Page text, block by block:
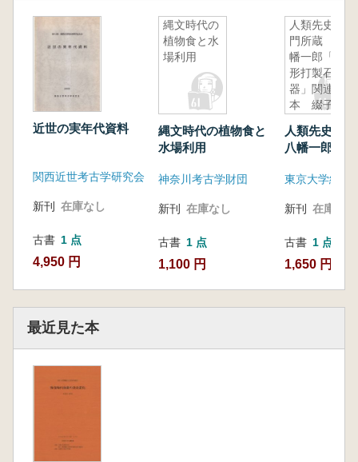
近世の実年代資料
関西近世考古学研究会
新刊 在庫なし
古書 1 点
4,950 円
縄文時代の
植物食と水
場利用
縄文時代の植物食と
水場利用
神奈川考古学財団
新刊 在庫なし
古書 1 点
1,100 円
人類先史部
門所蔵 八
幡一郎「大
形打製石
器」関連標
本 綴子・
木・菅谷
人類先史部
八幡一郎「
子・中山・
新刊 在庫なし
古書 1 点
1,650 円
最近見た本